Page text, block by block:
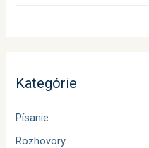
Kategórie
Písanie
Rozhovory